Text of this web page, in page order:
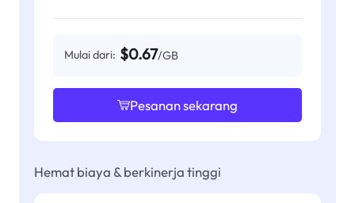
Mulai dari: $0.67/GB
Pesanan sekarang
Hemat biaya & berkinerja tinggi